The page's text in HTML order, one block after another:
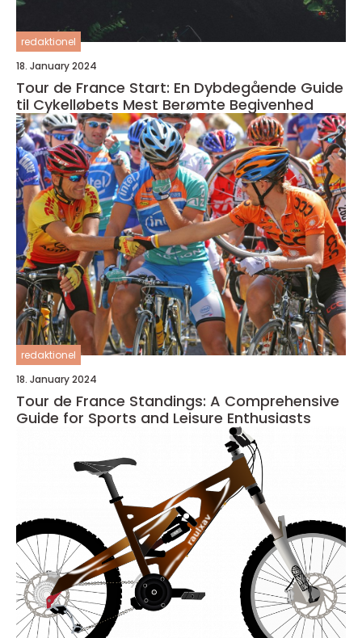
redaktionel
18. January 2024
Tour de France Start: En Dybdegående Guide
til Cykelløbets Mest Berømte Begivenhed
redaktionel
18. January 2024
Tour de France Standings: A Comprehensive
Guide for Sports and Leisure Enthusiasts